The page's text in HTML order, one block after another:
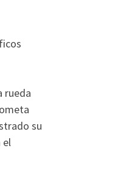
rueda
su
el